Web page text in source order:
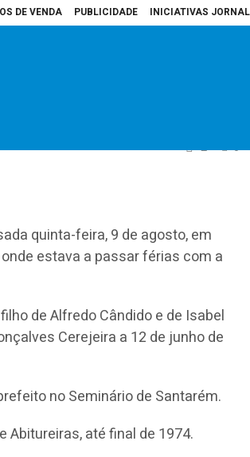
DE VENDA PUBLICIDADE INICIATIVAS
é que decide o que vai para atas Hospital de
2 0
quinta-feira, 9 de agosto, em
estava a passar férias com a
de Alfredo Cândido e de Isabel
Cerejeira a 12 de junho de
no Seminário de Santarém.
Abitureiras, até final de 1974.